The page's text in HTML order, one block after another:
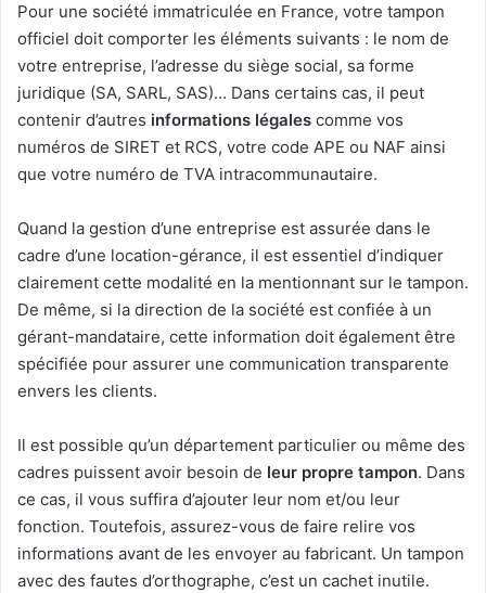
Pour une société immatriculée en France, votre tampon
officiel doit comporter les éléments suivants : le nom de
votre entreprise, l’adresse du siège social, sa forme
juridique (SA, SARL, SAS)… Dans certains cas, il peut
contenir d’autres informations légales comme vos
numéros de SIRET et RCS, votre code APE ou NAF ainsi
que votre numéro de TVA intracommunautaire.
Quand la gestion d’une entreprise est assurée dans le
cadre d’une location-gérance, il est essentiel d’indiquer
clairement cette modalité en la mentionnant sur le tampon.
De même, si la direction de la société est confiée à un
gérant-mandataire, cette information doit également être
spécifiée pour assurer une communication transparente
envers les clients.
Il est possible qu’un département particulier ou même des
cadres puissent avoir besoin de leur propre tampon. Dans
ce cas, il vous suffira d’ajouter leur nom et/ou leur
fonction. Toutefois, assurez-vous de faire relire vos
informations avant de les envoyer au fabricant. Un tampon
avec des fautes d’orthographe, c’est un cachet inutile.